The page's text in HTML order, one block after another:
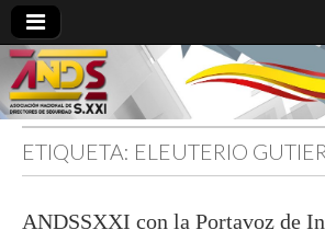
directoresdeseguridad.es
ETIQUETA: ELEUTERIO
ANDSSXXI con la Portavoz de